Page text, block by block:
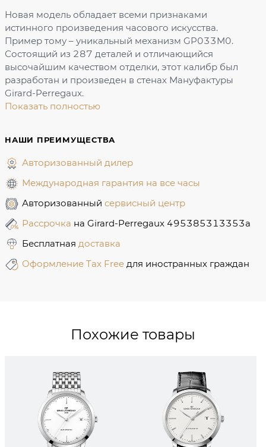
Новая модель обладает всеми признаками
истинного произведения часового искусства.
Пример тому – уникальный механизм GP033M0.
Состоящий из 287 деталей и отличающийся
высочайшим качеством отделки, этот калибр был
разработан и произведен в стенах Мануфактуры
Girard-Perregaux.
Показать полностью
НАШИ ПРЕИМУЩЕСТВА
Авторизованный дилер
Международная гарантия на все часы
Авторизованный сервисный центр
Рассрочка на Girard-Perregaux 495385313353a
Бесплатная доставка
Оформление Tax Free для иностранных граждан
Похожие товары